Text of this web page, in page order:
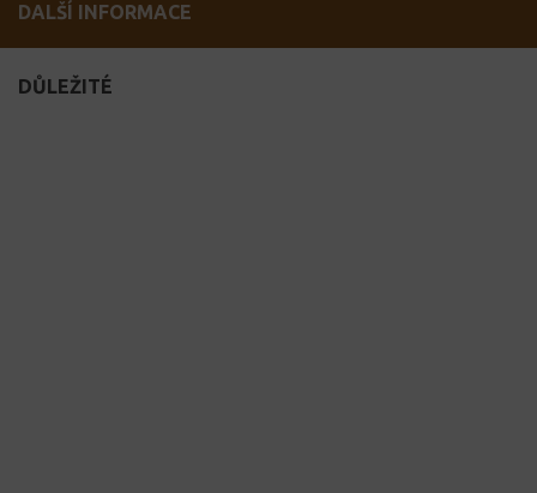
DALŠÍ INFORMACE
DŮLEŽITÉ